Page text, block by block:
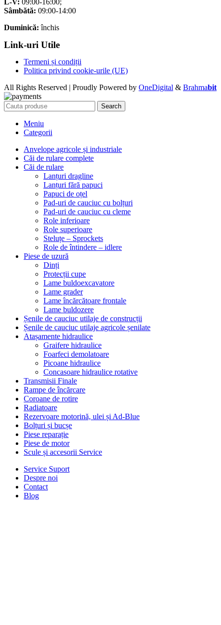
L-V: 09:00-16:00;
Sâmbătă: 09:00-14:00
Duminică: închis
Link-uri Utile
Termeni și condiții
Politica privind cookie-urile (UE)
All Rights Reserved | Proudly Powered by OneDigital & Brahmabit
Search
Meniu
Categorii
Anvelope agricole și industriale
Căi de rulare complete
Căi de rulare
Lanțuri dragline
Lanțuri fără papuci
Papuci de oțel
Pad-uri de cauciuc cu bolțuri
Pad-uri de cauciuc cu cleme
Role inferioare
Role superioare
Steluțe – Sprockets
Role de întindere – idlere
Piese de uzură
Dinți
Protecții cupe
Lame buldoexcavatore
Lame grader
Lame încărcătoare frontale
Lame buldozere
Șenile de cauciuc utilaje de construcții
Șenile de cauciuc utilaje agricole șenilate
Atașamente hidraulice
Graifere hidraulice
Foarfeci demolatoare
Picoane hidraulice
Concasoare hidraulice rotative
Transmisii Finale
Rampe de încărcare
Coroane de rotire
Radiatoare
Rezervoare motorină, ulei și Ad-Blue
Bolțuri și bucșe
Piese reparație
Piese de motor
Scule și accesorii Service
Service Suport
Despre noi
Contact
Blog